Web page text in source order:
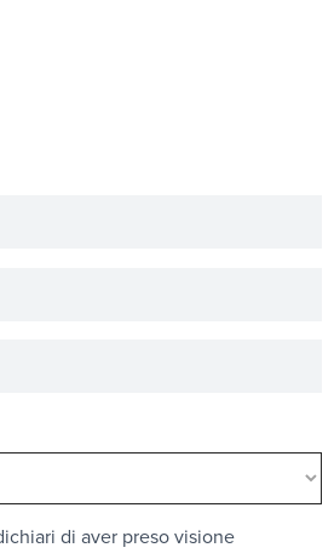
di aver preso visione